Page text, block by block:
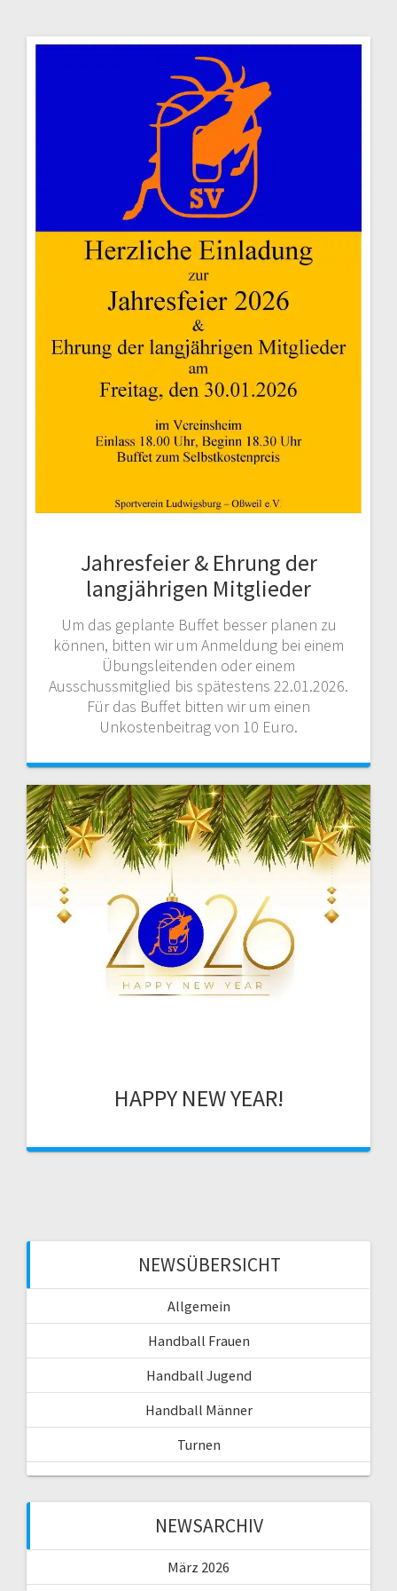
Jahresfeier & Ehrung der
langjährigen Mitglieder
Um das geplante Buffet besser planen zu
können, bitten wir um Anmeldung bei einem
Übungsleitenden oder einem
Ausschussmitglied bis spätestens 22.01.2026.
Für das Buffet bitten wir um einen
Unkostenbeitrag von 10 Euro.
HAPPY NEW YEAR!
NEWSÜBERSICHT
Allgemein
Handball Frauen
Handball Jugend
Handball Männer
Turnen
NEWSARCHIV
März 2026